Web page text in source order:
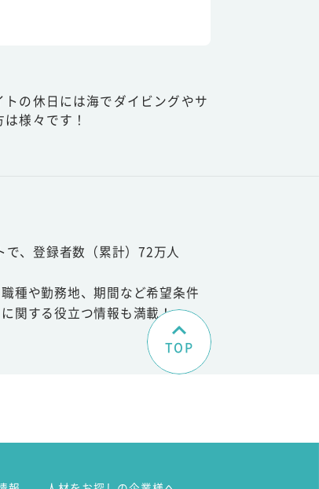
の休日には海でダイビングやサ
様々です！
、登録者数（累計）72万人
種や勤務地、期間など希望条件
関する役立つ情報も満載！
TOP